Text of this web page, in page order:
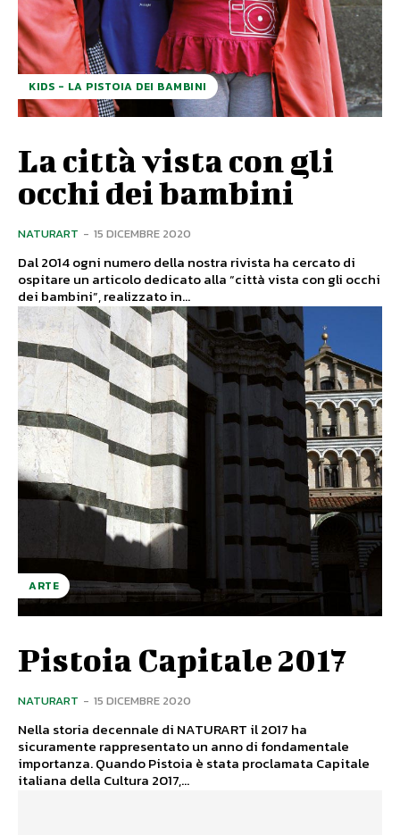
KIDS - LA PISTOIA DEI BAMBINI
La città vista con gli
occhi dei bambini
NATURART - 15 DICEMBRE 2020
Dal 2014 ogni numero della nostra rivista ha cercato di
ospitare un articolo dedicato alla “città vista con gli occhi
dei bambini”, realizzato in...
ARTE
Pistoia Capitale 2017
NATURART - 15 DICEMBRE 2020
Nella storia decennale di NATURART il 2017 ha
sicuramente rappresentato un anno di fondamentale
importanza. Quando Pistoia è stata proclamata Capitale
italiana della Cultura 2017,...